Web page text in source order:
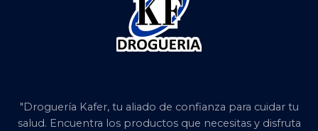
"Droguería Kafer, tu aliado de confianza para cuidar tu
salud. Encuentra los productos que necesitas y disfruta